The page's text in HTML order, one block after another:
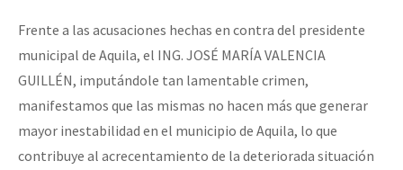
Frente a las acusaciones hechas en contra del presidente
municipal de Aquila, el ING. JOSÉ MARÍA VALENCIA
GUILLÉN, imputándole tan lamentable crimen,
manifestamos que las mismas no hacen más que generar
mayor inestabilidad en el municipio de Aquila, lo que
contribuye al acrecentamiento de la deteriorada situación